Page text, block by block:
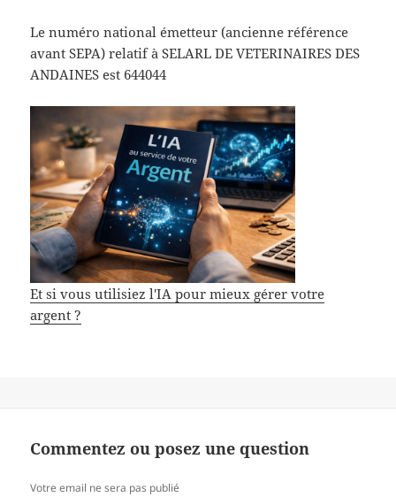
Le numéro national émetteur (ancienne référence
avant SEPA) relatif à SELARL DE VETERINAIRES DES
ANDAINES est 644044
Et si vous utilisiez l'IA pour mieux gérer votre
argent ?
Commentez ou posez une question
Votre email ne sera pas publié